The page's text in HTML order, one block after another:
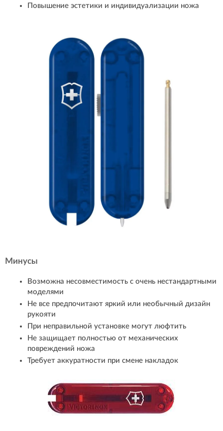
Повышение эстетики и индивидуализации ножа
Минусы
Возможна несовместимость с очень нестандартными
моделями
Не все предпочитают яркий или необычный дизайн
рукояти
При неправильной установке могут люфтить
Не защищает полностью от механических
повреждений ножа
Требует аккуратности при смене накладок